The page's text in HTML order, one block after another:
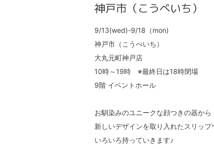
神戸市（こうべいち）
9/13(wed)-9/18（mon)
神戸市（こうべいち）
大丸元町神戸店
10時～19時 ※最終日は18時閉場
9階 イベントホール
お馴染みのユニークな顔つきの器から
新しいデザインを取り入れたスリップ
いろいろ持っていきます♪